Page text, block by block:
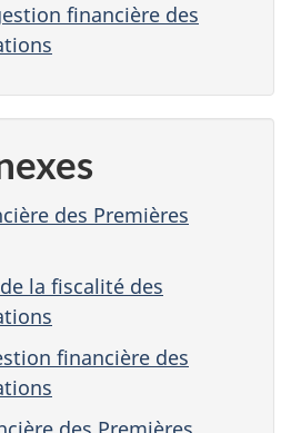
financière des
des Premières
la fiscalité des
financière des